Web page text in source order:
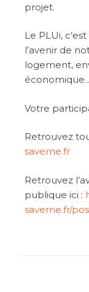
projet.
Le PLUi,
l’avenir de
logement,
Votre
Retrouvez
saverne.fr
Retrouvez
publique ici :
saverne.fr/